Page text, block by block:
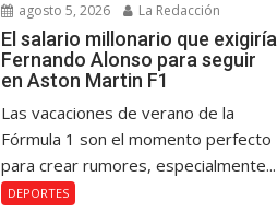
agosto 5, 2026 La Redacción
El salario millonario que exigiría
Fernando Alonso para seguir
en Aston Martin F1
Las vacaciones de verano de la
Fórmula 1 son el momento perfecto
para crear rumores, especialmente...
DEPORTES